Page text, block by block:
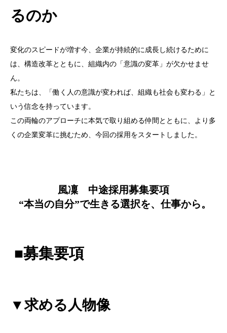
るのか
変化のスピードが増す今、企業が持続的に成長し続けるために
は、構造改革とともに、組織内の「意識の変革」が欠かせませ
ん。
私たちは、「働く人の意識が変われば、組織も社会も変わる」と
いう信念を持っています。
この両輪のアプローチに本気で取り組める仲間とともに、より多
くの企業変革に挑むため、今回の採用をスタートしました。
風凜 中途採用募集要項
“本当の自分”で生きる選択を、仕事から。
■募集要項
▼求める人物像